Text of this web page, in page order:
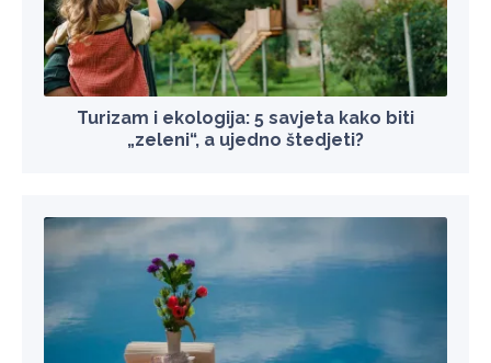
Turizam i ekologija: 5 savjeta kako biti
„zeleni“, a ujedno štedjeti?